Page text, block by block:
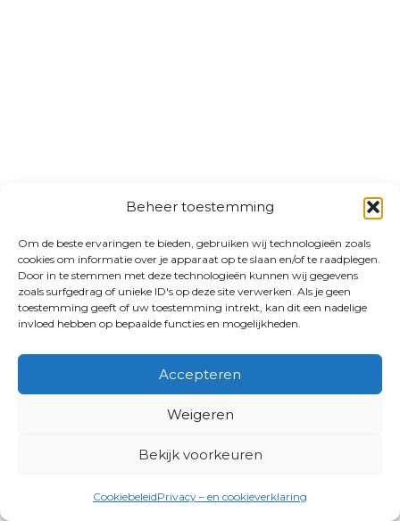
Beheer toestemming
Om de beste ervaringen te bieden, gebruiken wij technologieën zoals
cookies om informatie over je apparaat op te slaan en/of te raadplegen.
Door in te stemmen met deze technologieën kunnen wij gegevens
zoals surfgedrag of unieke ID's op deze site verwerken. Als je geen
toestemming geeft of uw toestemming intrekt, kan dit een nadelige
invloed hebben op bepaalde functies en mogelijkheden.
Accepteren
Weigeren
Bekijk voorkeuren
CookiebeleidPrivacy – en cookieverklaring